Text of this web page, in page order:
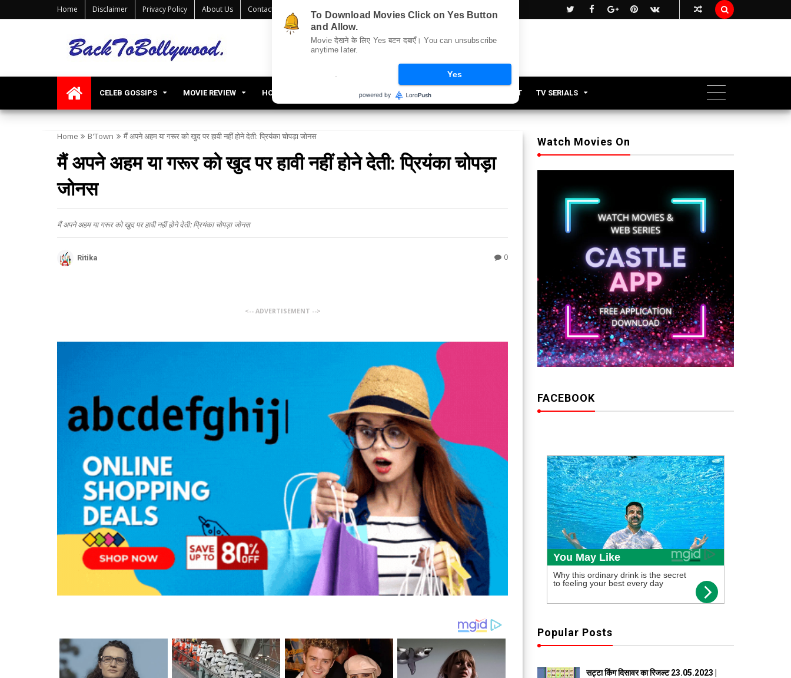
Home Disclaimer Privacy Policy About Us Contact Us Sitemap 
CELEB GOSSIPS MOVIE REVIEW HOLLYWOOD UPDATES LIFESTYLE OFFBEAT TV SERIALS
Home B'Town मैं अपने अहम या गरूर को खुद पर हावी नहीं होने देती: प्रियंका चोपड़ा जोनस
मैं अपने अहम या गरूर को खुद पर हावी नहीं होने देती: प्रियंका चोपड़ा
जोनस
मैं अपने अहम या गरूर को खुद पर हावी नहीं होने देती: प्रियंका चोपड़ा जोनस
Ritika 0
<-- ADVERTISEMENT -->
Watch Movies On
FACEBOOK
Popular Posts
सट्टा किंग दिसावर का रिजल्ट 23.05.2023 |
To Download Movies Click on Yes Button
and Allow.
Movie देखने के लिए Yes बटन दबाएँ। You can unsubscribe
anytime later.
Yes